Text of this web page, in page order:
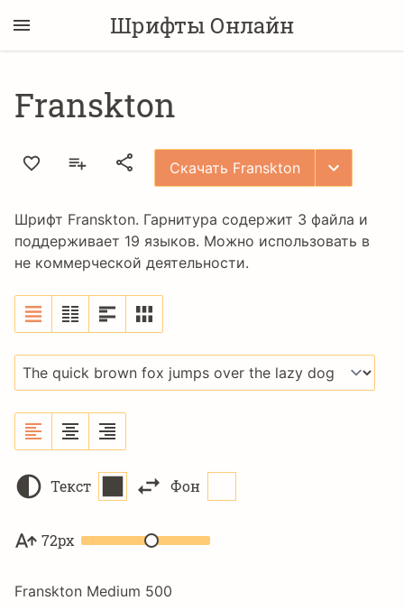
Шрифты Онлайн
Franskton
Скачать Franskton
Шрифт Franskton. Гарнитура содержит 3 файла и
поддерживает 19 языков. Можно использовать в
не коммерческой деятельности.
Текст Фон
72px
Franskton Medium 500